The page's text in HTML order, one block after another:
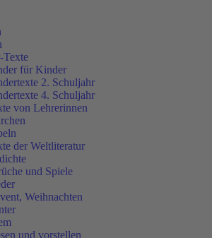
Texte
für Kinder
2. Schuljahr
4. Schuljahr
von Lehrerinnen
der Weltliteratur
und Spiele
Weihnachten
und vorstellen